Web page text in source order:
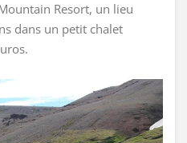
Resort, un lieu
dans un petit chalet